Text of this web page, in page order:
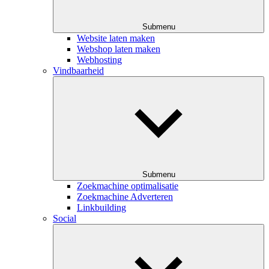
Submenu
Website laten maken
Webshop laten maken
Webhosting
Vindbaarheid
Submenu
Zoekmachine optimalisatie
Zoekmachine Adverteren
Linkbuilding
Social